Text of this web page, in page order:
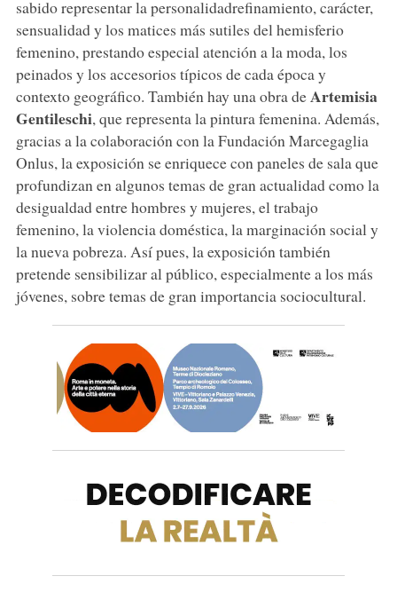
sabido representar la personalidadrefinamiento, carácter,
sensualidad y los matices más sutiles del hemisferio
femenino, prestando especial atención a la moda, los
peinados y los accesorios típicos de cada época y
contexto geográfico. También hay una obra deArtemisia
Gentileschi, que representa la pintura femenina. Además,
gracias a la colaboración con la Fundación Marcegaglia
Onlus, la exposición se enriquece con paneles de sala que
profundizan en algunos temas de gran actualidad como la
desigualdad entre hombres y mujeres, el trabajo
femenino, la violencia doméstica, la marginación social y
la nueva pobreza. Así pues, la exposición también
pretende sensibilizar al público, especialmente a los más
jóvenes, sobre temas de gran importancia sociocultural.